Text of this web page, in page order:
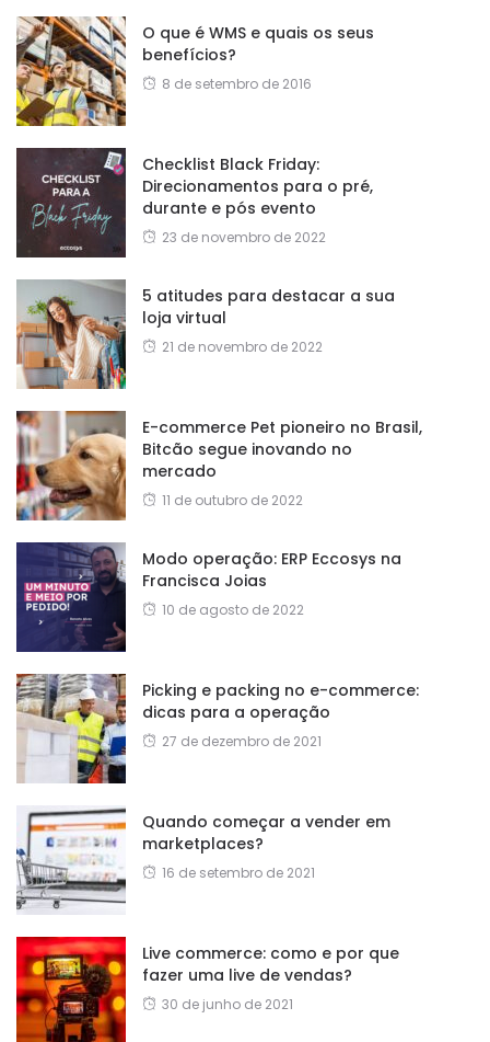
O que é WMS e quais os seus
benefícios?
8 de setembro de 2016
Checklist Black Friday:
Direcionamentos para o pré,
durante e pós evento
23 de novembro de 2022
5 atitudes para destacar a sua
loja virtual
21 de novembro de 2022
E-commerce Pet pioneiro no Brasil,
Bitcão segue inovando no
mercado
11 de outubro de 2022
Modo operação: ERP Eccosys na
Francisca Joias
10 de agosto de 2022
Picking e packing no e-commerce:
dicas para a operação
27 de dezembro de 2021
Quando começar a vender em
marketplaces?
16 de setembro de 2021
Live commerce: como e por que
fazer uma live de vendas?
30 de junho de 2021